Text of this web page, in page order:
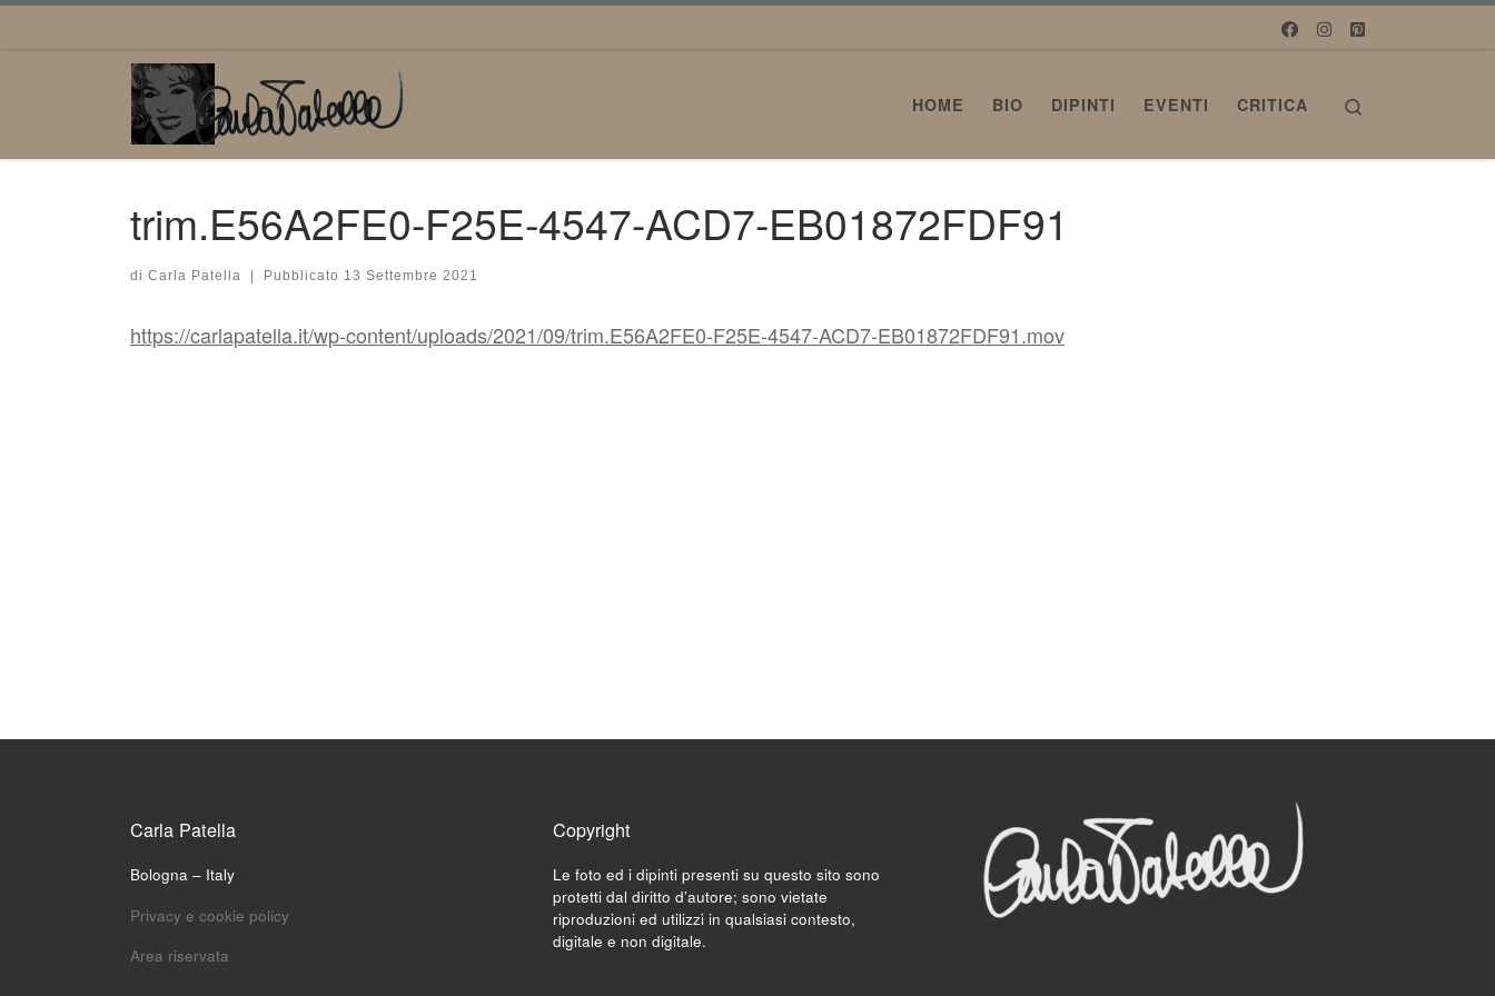
HOME BIO DIPINTI EVENTI CRITICA
trim.E56A2FE0-F25E-4547-ACD7-EB01872FDF91
di Carla Patella Pubblicato 13 Settembre 2021
https://carlapatella.it/wp-content/uploads/2021/09/trim.E56A2FE0-F25E-4547-ACD7-EB01872FDF91.mov
Carla Patella
Bologna – Italy
Privacy e cookie policy
Area riservata
Copyright
Le foto ed i dipinti presenti su questo sito sono
protetti dal diritto d’autore; sono vietate
riproduzioni ed utilizzi in qualsiasi contesto,
digitale e non digitale.